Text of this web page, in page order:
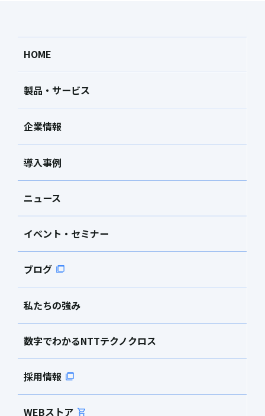
HOME
製品・サービス
企業情報
導入事例
ニュース
イベント・セミナー
ブログ
私たちの強み
数字でわかるNTTテクノクロス
採用情報
WEBストア